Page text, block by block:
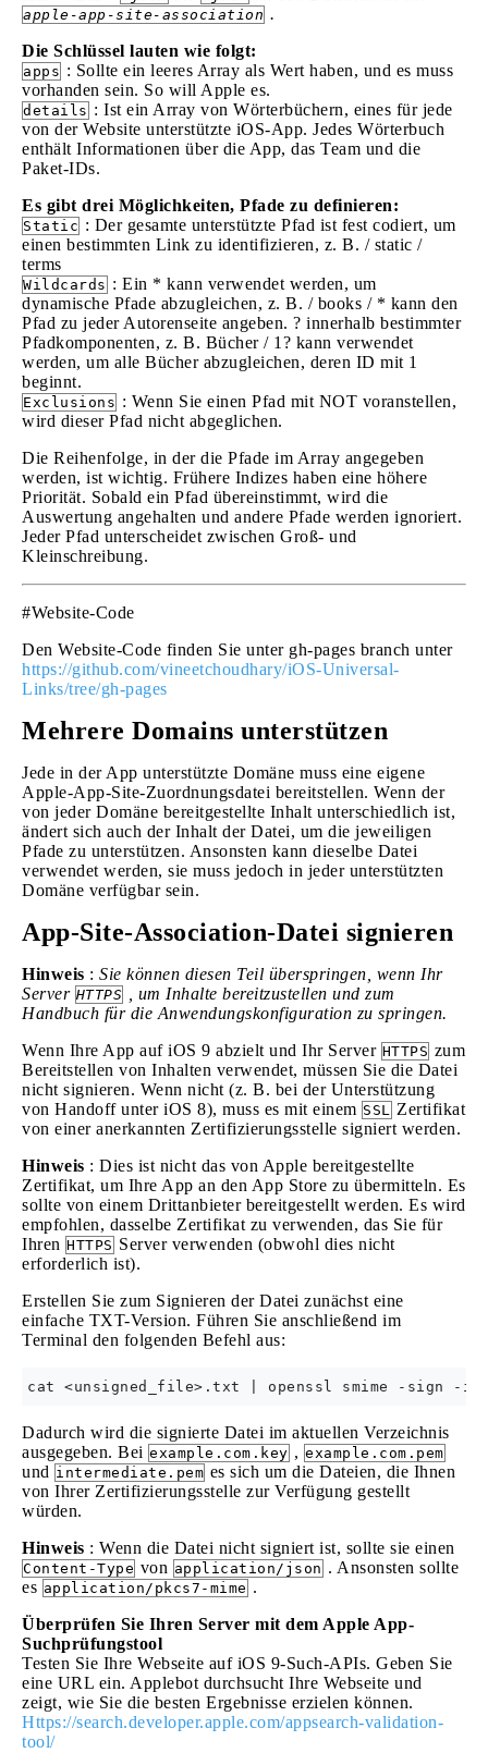
apple-app-site-association .
Die Schlüssel lauten wie folgt:
apps : Sollte ein leeres Array als Wert haben, und es muss
vorhanden sein. So will Apple es.
details : Ist ein Array von Wörterbüchern, eines für jede
von der Website unterstützte iOS-App. Jedes Wörterbuch
enthält Informationen über die App, das Team und die
Paket-IDs.
Es gibt drei Möglichkeiten, Pfade zu definieren:
Static : Der gesamte unterstützte Pfad ist fest codiert, um
einen bestimmten Link zu identifizieren, z. B. / static /
terms
Wildcards : Ein * kann verwendet werden, um
dynamische Pfade abzugleichen, z. B. / books / * kann den
Pfad zu jeder Autorenseite angeben. ? innerhalb bestimmter
Pfadkomponenten, z. B. Bücher / 1? kann verwendet
werden, um alle Bücher abzugleichen, deren ID mit 1
beginnt.
Exclusions : Wenn Sie einen Pfad mit NOT voranstellen,
wird dieser Pfad nicht abgeglichen.
Die Reihenfolge, in der die Pfade im Array angegeben
werden, ist wichtig. Frühere Indizes haben eine höhere
Priorität. Sobald ein Pfad übereinstimmt, wird die
Auswertung angehalten und andere Pfade werden ignoriert.
Jeder Pfad unterscheidet zwischen Groß- und
Kleinschreibung.
#Website-Code
Den Website-Code finden Sie unter gh-pages branch unter
https://github.com/vineetchoudhary/iOS-Universal-
Links/tree/gh-pages
Mehrere Domains unterstützen
Jede in der App unterstützte Domäne muss eine eigene
Apple-App-Site-Zuordnungsdatei bereitstellen. Wenn der
von jeder Domäne bereitgestellte Inhalt unterschiedlich ist,
ändert sich auch der Inhalt der Datei, um die jeweiligen
Pfade zu unterstützen. Ansonsten kann dieselbe Datei
verwendet werden, sie muss jedoch in jeder unterstützten
Domäne verfügbar sein.
App-Site-Association-Datei signieren
Hinweis : Sie können diesen Teil überspringen, wenn Ihr
Server HTTPS
, um Inhalte bereitzustellen und zum
Handbuch für die Anwendungskonfiguration zu springen.
Wenn Ihre App auf iOS 9 abzielt und Ihr Server HTTPS zum
Bereitstellen von Inhalten verwendet, müssen Sie die Datei
nicht signieren. Wenn nicht (z. B. bei der Unterstützung
von Handoff unter iOS 8), muss es mit einem SSL Zertifikat
von einer anerkannten Zertifizierungsstelle signiert werden.
Hinweis : Dies ist nicht das von Apple bereitgestellte
Zertifikat, um Ihre App an den App Store zu übermitteln. Es
sollte von einem Drittanbieter bereitgestellt werden. Es wird
empfohlen, dasselbe Zertifikat zu verwenden, das Sie für
Ihren HTTPS Server verwenden (obwohl dies nicht
erforderlich ist).
Erstellen Sie zum Signieren der Datei zunächst eine
einfache TXT-Version. Führen Sie anschließend im
Terminal den folgenden Befehl aus:
Dadurch wird die signierte Datei im aktuellen Verzeichnis
ausgegeben. Bei example.com.key , example.com.pem
und intermediate.pem es sich um die Dateien, die Ihnen
von Ihrer Zertifizierungsstelle zur Verfügung gestellt
würden.
Hinweis : Wenn die Datei nicht signiert ist, sollte sie einen
Content-Type von application/json . Ansonsten sollte
es application/pkcs7-mime .
Überprüfen Sie Ihren Server mit dem Apple App-
Suchprüfungstool
Testen Sie Ihre Webseite auf iOS 9-Such-APIs. Geben Sie
eine URL ein. Applebot durchsucht Ihre Webseite und
zeigt, wie Sie die besten Ergebnisse erzielen können.
Https://search.developer.apple.com/appsearch-validation-
tool/